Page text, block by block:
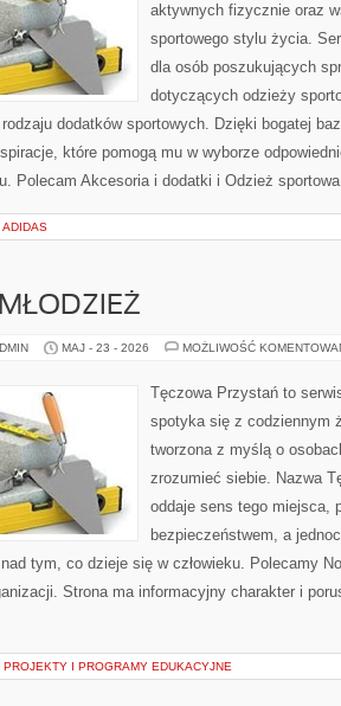
aktywnych fizycznie oraz
sportowego stylu życia.
dla osób poszukujących
dotyczących odzieży
dodatków sportowych. Dzięki bogatej
które pomogą mu w wyborze
Polecam Akcesoria i dodatki i Odzież
ADIDAS
MAJ - 23 - 2026 MOŻLIWOŚĆ
Tęczowa Przystań to
spotyka się z codziennym
tworzona z myślą o
zrozumieć siebie. Nazwa
oddaje sens tego miejsca,
bezpieczeństwem, a
tym, co dzieje się w człowieku. Polecamy
Strona ma informacyjny charakter i
PROJEKTY I PROGRAMY EDUKACYJNE